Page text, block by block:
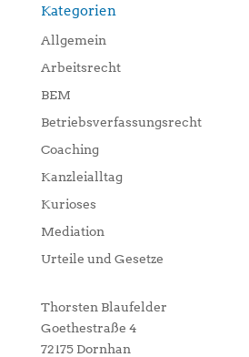
Kategorien
Allgemein
Arbeitsrecht
BEM
Betriebsverfassungsrecht
Coaching
Kanzleialltag
Kurioses
Mediation
Urteile und Gesetze
Thorsten Blaufelder
Goethestraße 4
72175 Dornhan